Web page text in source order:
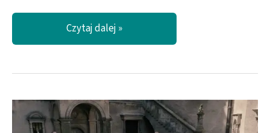
Betlejem
w
Kolęda
dla
Brata
Czytaj dalej »